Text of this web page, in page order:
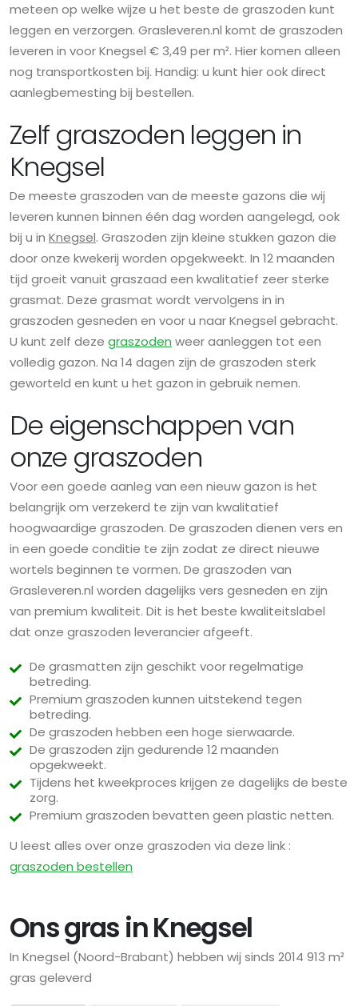
meteen op welke wijze u het beste de graszoden kunt
leggen en verzorgen. Grasleveren.nl komt de graszoden
leveren in voor Knegsel € 3,49 per m². Hier komen alleen
nog transportkosten bij. Handig: u kunt hier ook direct
aanlegbemesting bij bestellen.
Zelf graszoden leggen in
Knegsel
De meeste graszoden van de meeste gazons die wij
leveren kunnen binnen één dag worden aangelegd, ook
bij u in Knegsel. Graszoden zijn kleine stukken gazon die
door onze kwekerij worden opgekweekt. In 12 maanden
tijd groeit vanuit graszaad een kwalitatief zeer sterke
grasmat. Deze grasmat wordt vervolgens in in
graszoden gesneden en voor u naar Knegsel gebracht.
U kunt zelf deze graszoden weer aanleggen tot een
volledig gazon. Na 14 dagen zijn de graszoden sterk
geworteld en kunt u het gazon in gebruik nemen.
De eigenschappen van
onze graszoden
Voor een goede aanleg van een nieuw gazon is het
belangrijk om verzekerd te zijn van kwalitatief
hoogwaardige graszoden. De graszoden dienen vers en
in een goede conditie te zijn zodat ze direct nieuwe
wortels beginnen te vormen. De graszoden van
Grasleveren.nl worden dagelijks vers gesneden en zijn
van premium kwaliteit. Dit is het beste kwaliteitslabel
dat onze graszoden leverancier afgeeft.
De grasmatten zijn geschikt voor regelmatige
betreding.
Premium graszoden kunnen uitstekend tegen
betreding.
De graszoden hebben een hoge sierwaarde.
De graszoden zijn gedurende 12 maanden
opgekweekt.
Tijdens het kweekproces krijgen ze dagelijks de beste
zorg.
Premium graszoden bevatten geen plastic netten.
U leest alles over onze graszoden via deze link :
graszoden bestellen
Ons gras in Knegsel
In Knegsel (Noord-Brabant) hebben wij sinds 2014 913 m²
gras geleverd